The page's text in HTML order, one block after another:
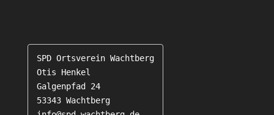
SPD Ortsverein Wachtberg
Otis Henkel
Galgenpfad 24
53343 Wachtberg